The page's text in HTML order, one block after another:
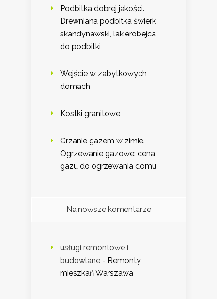
Podbitka dobrej jakości.
Drewniana podbitka świerk
skandynawski, lakierobejca
do podbitki
Wejście w zabytkowych
domach
Kostki granitowe
Grzanie gazem w zimie.
Ogrzewanie gazowe: cena
gazu do ogrzewania domu
Najnowsze komentarze
usługi remontowe i
budowlane - Remonty
mieszkań Warszawa